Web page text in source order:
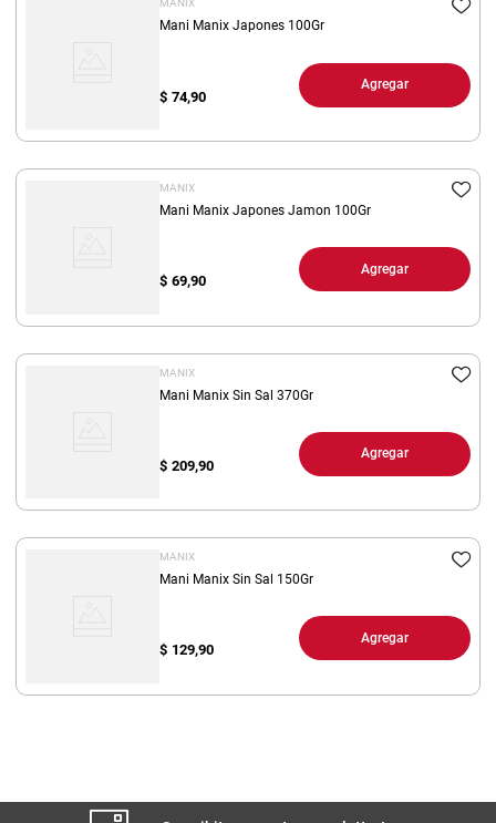
MANIX
Mani Manix Japones 100Gr
$ 74,90
Agregar
MANIX
Mani Manix Japones Jamon 100Gr
$ 69,90
Agregar
MANIX
Mani Manix Sin Sal 370Gr
$ 209,90
Agregar
MANIX
Mani Manix Sin Sal 150Gr
$ 129,90
Agregar